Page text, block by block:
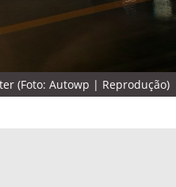
(Foto: Autowp | Reprodução)